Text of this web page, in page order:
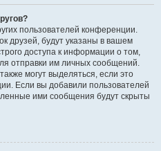
пользователей конференции.
друзей, будут указаны в вашем
доступа к информации о том,
отправки им личных сообщений.
могут выделяться, если это
Если вы добавили пользователей
ими сообщения будут скрыты